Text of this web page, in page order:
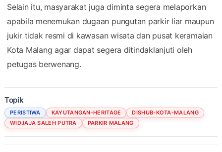
Selain itu, masyarakat juga diminta segera melaporkan
apabila menemukan dugaan pungutan parkir liar maupun
jukir tidak resmi di kawasan wisata dan pusat keramaian
Kota Malang agar dapat segera ditindaklanjuti oleh
petugas berwenang.
Topik
PERISTIWA KAYUTANGAN-HERITAGE
DISHUB-KOTA-MALANG
WIDJAJA SALEH PUTRA
PARKIR MALANG